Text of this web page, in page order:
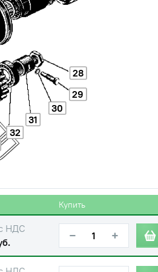
28
29
30
31
32
Купить
НДС
НДС
− +
НДС
− +